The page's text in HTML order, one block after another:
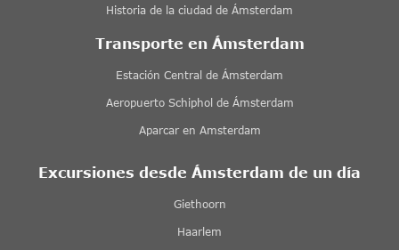
Historia de la ciudad de Ámsterdam
Transporte en Ámsterdam
Estación Central de Ámsterdam
Aeropuerto Schiphol de Ámsterdam
Aparcar en Amsterdam
Excursiones desde Ámsterdam de un día
Giethoorn
Haarlem